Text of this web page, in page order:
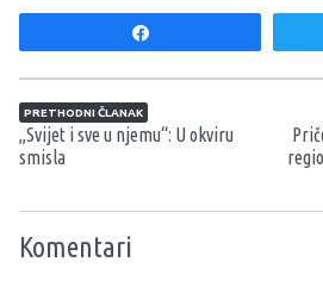
Navigacija članaka
PRETHODNI ČLANAK
„Svijet i sve u njemu“: U okviru
smisla
Komentari